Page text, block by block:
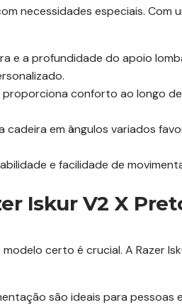
necessidades especiais. Com
e a profundidade do apoio
proporciona conforto ao longo
cadeira em ângulos variados
e facilidade de
Iskur V2 X
certo é crucial. A Razer
são ideais para pessoas